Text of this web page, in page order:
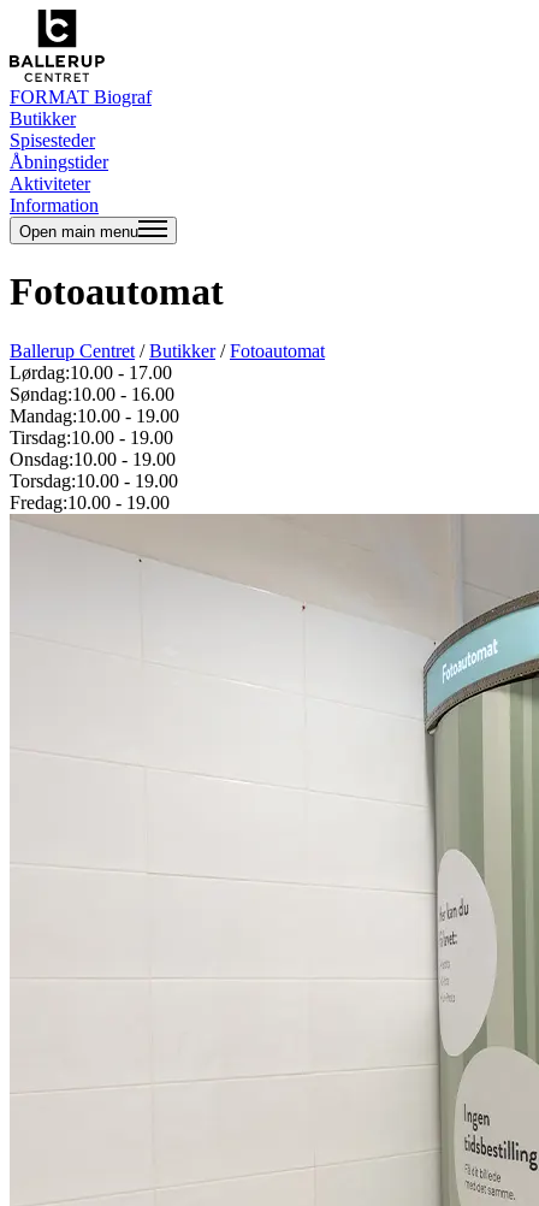
FORMAT Biograf
Butikker
Spisesteder
Åbningstider
Aktiviteter
Information
Open main menu
Fotoautomat
Ballerup Centret /Butikker/Fotoautomat
Lørdag:10.00 - 17.00
Søndag:10.00 - 16.00
Mandag:10.00 - 19.00
Tirsdag:10.00 - 19.00
Onsdag:10.00 - 19.00
Torsdag:10.00 - 19.00
Fredag:10.00 - 19.00